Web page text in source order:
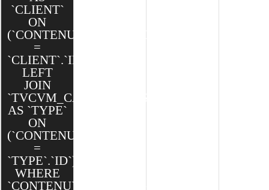
`CLIENT`
ON
(`CONTENU`.`CLIENT_ID`
=
`CLIENT`.`ID`)
LEFT
JOIN
`TVCVM_CAKE`.`TYPES`
AS `TYPE`
ON
(`CONTENU`.`TYPE_ID`
=
`TYPE`.`ID`)
WHERE
`CONTENU`.`SEO_SLUG`